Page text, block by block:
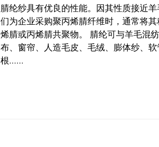
腈纶纱具有优良的性能。因其性质接近
们为企业采购聚丙烯腈纤维时，通常将
烯腈或丙烯腈共聚物。 腈纶可与羊毛混
布、窗帘、人造毛皮、毛绒、膨体纱、
根......